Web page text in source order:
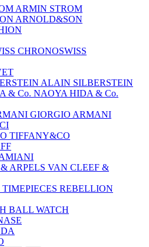
ARMIN STROM
ARNOLD&SON
CHRONOSWISS
ALAIN SILBERSTEIN
NAOYA HIDA & Co.
GIORGIO ARMANI
TIFFANY&CO
VAN CLEEF &
REBELLION
BALL WATCH